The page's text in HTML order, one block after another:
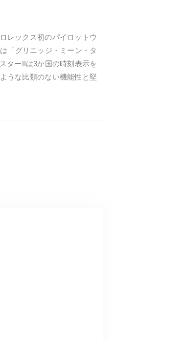
レックス初のパイロットウ
「グリニッジ・ミーン・タ
ターIIは3か国の時刻表示を
うな比類のない機能性と堅